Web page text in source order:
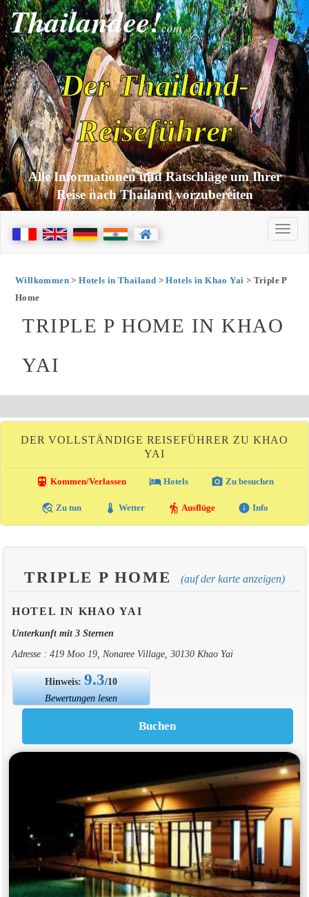
Thailandee!com
Der Thailand-
Reiseführer
Alle Informationen und Ratschläge um Ihrer
Reise nach Thailand vorzubereiten
Willkommen>Hotels in Thailand >Hotels in Khao Yai > Triple P
Home
TRIPLE P HOME IN KHAO
YAI
DER VOLLSTÄNDIGE REISEFÜHRER ZU KHAO
YAI
directions_transit Kommen/Verlassen local_hotelHotels photo_camera Zu besuchen
travel_explore Zu tun thermostat Wetter hiking Ausflüge info Info
TRIPLE P HOME (auf der karte anzeigen)
HOTEL IN KHAO YAI
Unterkunft mit 3 Sternen
Adresse : 419 Moo 19, Nonaree Village, 30130 Khao Yai
Hinweis:9.3/10
Bewertungen lesen